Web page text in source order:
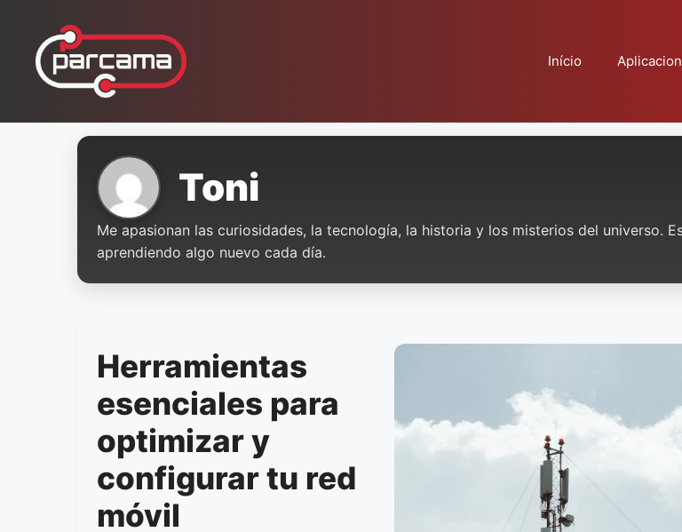
conteúdo
Início
Toni
Me apasionan las curiosidades, la tecnología, la historia y los misterios del universo.
aprendiendo algo nuevo cada día.
Herramientas
esenciales para
optimizar y
configurar tu red
móvil